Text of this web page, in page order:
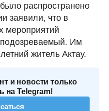
распространено
заявили, что в
мероприятий
Им
житель Актау.
и новости только
на Telegram!